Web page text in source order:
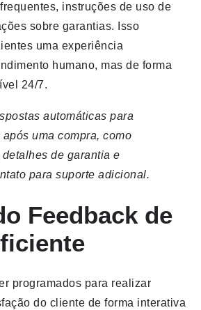
instruções de uso de
sobre garantias. Isso
uma experiência
humano, mas de forma
24/7.
automáticas para
uma compra, como
de garantia e
para suporte adicional.
Feedback de
programados para realizar
do cliente de forma interativa